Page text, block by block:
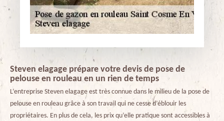
Steven elagage prépare votre devis de pose de
pelouse en rouleau en un rien de temps
L’entreprise Steven elagage est très connue dans le milieu de la pose de
pelouse en rouleau grâce à son travail qui ne cesse d’éblouir les
propriétaires. En plus de cela, les prix qu’elle pratique sont accessibles à